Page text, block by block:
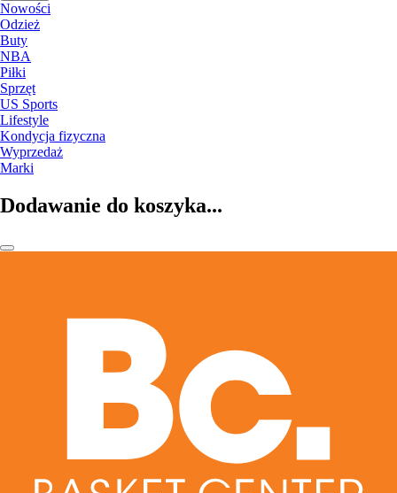
Nowości
Odzież
Buty
NBA
Piłki
Sprzęt
US Sports
Lifestyle
Kondycja fizyczna
Wyprzedaż
Marki
Dodawanie do koszyka...